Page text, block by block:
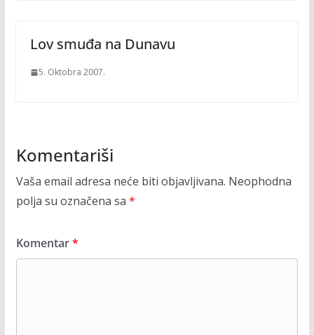
Lov smuđa na Dunavu
5. Oktobra 2007.
Komentariši
Vaša email adresa neće biti objavljivana. Neophodna
polja su označena sa *
Komentar*